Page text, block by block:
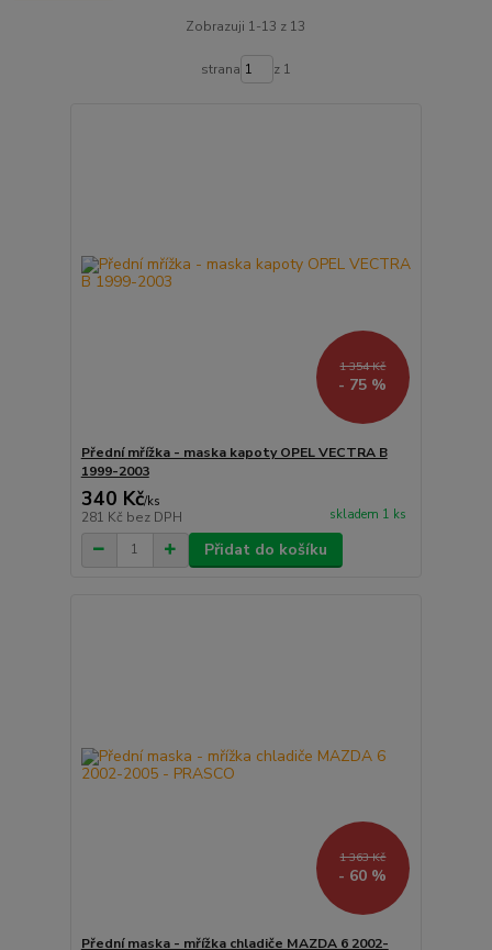
Zobrazuji 1-13 z 13
strana z 1
1 354 Kč
- 75 %
Přední mřížka - maska kapoty OPEL VECTRA B
1999-2003
340 Kč/ks
281 Kč bez DPH skladem 1 ks
Přidat do košíku
1 363 Kč
- 60 %
Přední maska - mřížka chladiče MAZDA 6 2002-